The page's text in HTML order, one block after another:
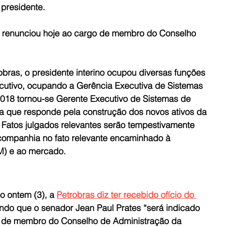
hoje ao cargo de membro do Conselho
o presidente interino ocupou diversas funções
ocupando a Gerência Executiva de Sistemas
tornou-se Gerente Executivo de Sistemas de
que responde pela construção dos novos ativos da
julgados relevantes serão tempestivamente
no fato relevante encaminhado à
e ao mercado.
ontem (3), a Petrobras diz ter recebido ofício do
que o senador Jean Paul Prates “será indicado
membro do Conselho de Administração da